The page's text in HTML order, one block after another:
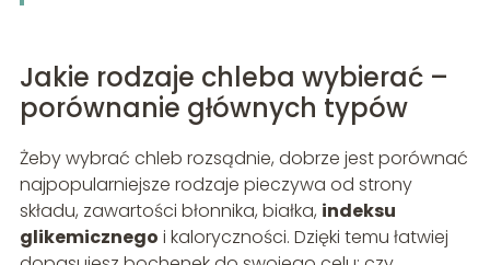
Jakie rodzaje chleba wybierać –
porównanie głównych typów
Żeby wybrać chleb rozsądnie, dobrze jest porównać
najpopularniejsze rodzaje pieczywa od strony
składu, zawartości błonnika, białka, indeksu
glikemicznego i kaloryczności. Dzięki temu łatwiej